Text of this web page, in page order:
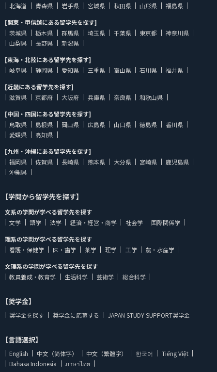
北海道
青森県 岩手県 宮城県 秋田県 山形県
福島県
[関東・甲信越にある留学先を探す]
茨城県
栃木県 群馬県 埼玉県 千葉県 東京都
神奈川県
山梨県
長野県
新潟県
[東海・北陸にある留学先を探す]
岐阜県
静岡県 愛知県 三重県 富山県 石川県
福井県
[近畿にある留学先を探す]
滋賀県
京都府 大阪府 兵庫県 奈良県
和歌山県
[中国・四国にある留学先を探す]
鳥取県
島根県 岡山県 広島県 山口県 徳島県
香川県
愛媛県
高知県
[九州・沖縄にある留学先を探す]
福岡県
佐賀県 長崎県 熊本県 大分県 宮崎県
鹿児島県
沖縄県
【学問から留学先を探す】
文系の学問が学べる留学先を探す
文学
語学 法学 経済・経営・商学 社会学
国際関係学
理系の学問が学べる留学先を探す
看護・保健学
医・歯学 薬学 理学 工学
農・水産学
文理系の学問が学べる留学先を探す
教員養成・教育学
生活科学 芸術学 総合科学
【奨学金】
奨学金を探す 奨学金に応募する JAPAN STUDY SUPPORT奨学金
【言語選択】
English 中文（简体字） 中文（繁體字） 한국어
Tiếng Việt
Bahasa Indonesia
ภาษาไทย